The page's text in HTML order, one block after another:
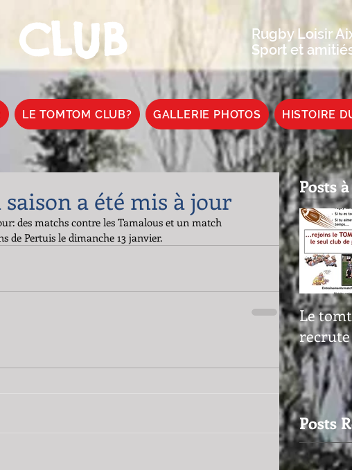
Rugby Loisir
Sport et
LE TOMTOM CLUB? GALLERIE PHOTOS HISTOIRE
a été mis à jour
des matchs contre les Tamalous et un match
de Pertuis le dimanche 13 janvier.
Posts
Le
recrute
Posts